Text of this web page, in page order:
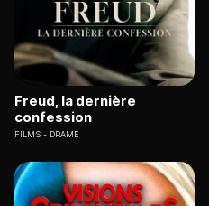
Freud, la dernière
confession
FILMS DRAME